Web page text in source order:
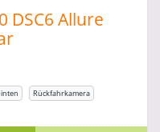
DSC6 Allure
Rückfahrkamera